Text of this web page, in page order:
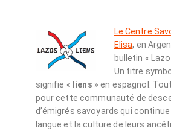
Le Centre
Elisa, en
bulletin «
Un titre
signifie « liens » en espagnol.
pour cette communauté de
d’émigrés savoyards qui
langue et la culture de leurs